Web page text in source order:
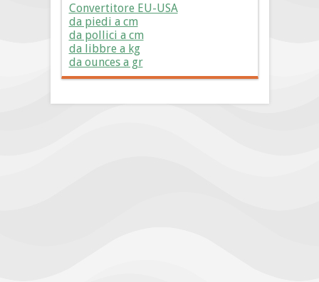
Convertitore EU-USA
da piedi a cm
da pollici a cm
da libbre a kg
da ounces a gr